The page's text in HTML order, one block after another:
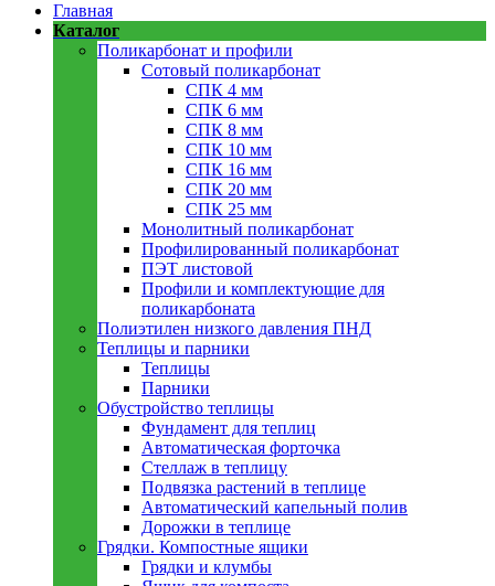
Главная
Каталог
Поликарбонат и профили
Сотовый поликарбонат
СПК 4 мм
СПК 6 мм
СПК 8 мм
СПК 10 мм
СПК 16 мм
СПК 20 мм
СПК 25 мм
Монолитный поликарбонат
Профилированный поликарбонат
ПЭТ листовой
Профили и комплектующие для
поликарбоната
Полиэтилен низкого давления ПНД
Теплицы и парники
Теплицы
Парники
Обустройство теплицы
Фундамент для теплиц
Автоматическая форточка
Стеллаж в теплицу
Подвязка растений в теплице
Автоматический капельный полив
Дорожки в теплице
Грядки. Компостные ящики
Грядки и клумбы